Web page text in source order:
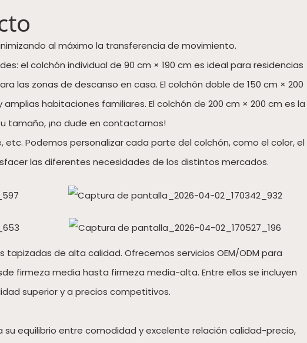
al máximo la transferencia de movimiento.
el colchón individual de 90 cm × 190 cm es ideal para residencias
las zonas de descanso en casa. El colchón doble de 150 cm × 200
habitaciones familiares. El colchón de 200 cm × 200 cm es la
tamaño, ¡no dude en contactarnos!
etc. Podemos personalizar cada parte del colchón, como el color, el
las diferentes necesidades de los distintos mercados.
de alta calidad. Ofrecemos servicios OEM/ODM para
firmeza media hasta firmeza media-alta. Entre ellos se incluyen
superior y a precios competitivos.
equilibrio entre comodidad y excelente relación calidad-precio,